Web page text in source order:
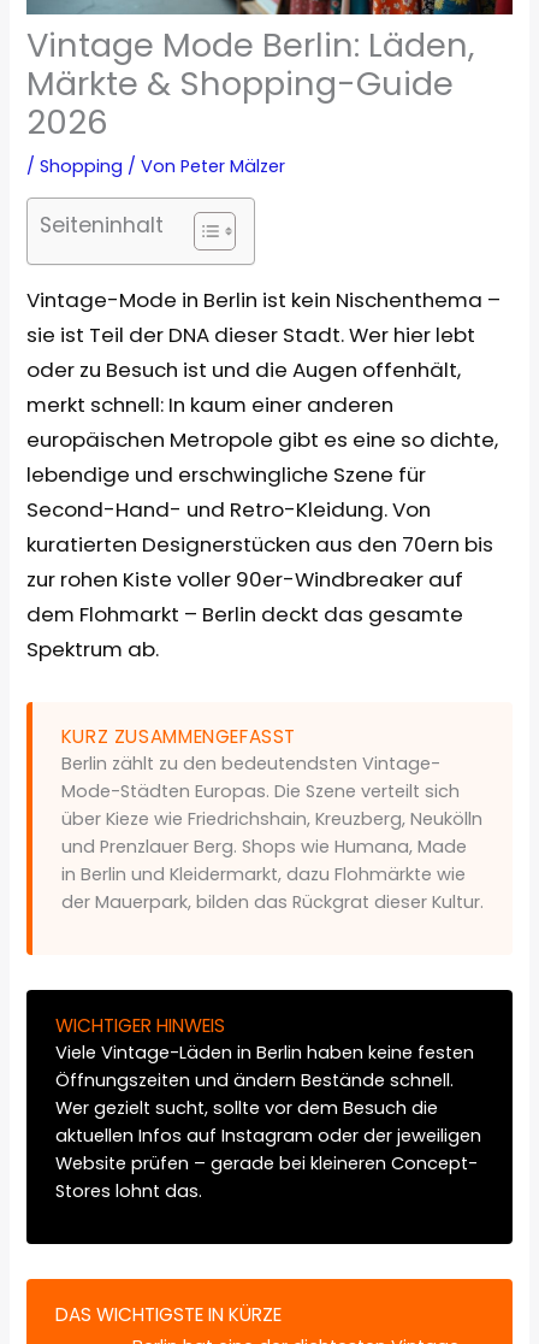
Vintage Mode Berlin: Läden,
Märkte & Shopping-Guide
2026
/Shopping / VonPeter Mälzer
Seiteninhalt
Vintage-Mode in Berlin ist kein Nischenthema –
sie ist Teil der DNA dieser Stadt. Wer hier lebt
oder zu Besuch ist und die Augen offenhält,
merkt schnell: In kaum einer anderen
europäischen Metropole gibt es eine so dichte,
lebendige und erschwingliche Szene für
Second-Hand- und Retro-Kleidung. Von
kuratierten Designerstücken aus den 70ern bis
zur rohen Kiste voller 90er-Windbreaker auf
dem Flohmarkt – Berlin deckt das gesamte
Spektrum ab.
KURZ ZUSAMMENGEFASST
Berlin zählt zu den bedeutendsten Vintage-
Mode-Städten Europas. Die Szene verteilt sich
über Kieze wie Friedrichshain, Kreuzberg, Neukölln
und Prenzlauer Berg. Shops wie Humana, Made
in Berlin und Kleidermarkt, dazu Flohmärkte wie
der Mauerpark, bilden das Rückgrat dieser Kultur.
WICHTIGER HINWEIS
Viele Vintage-Läden in Berlin haben keine festen
Öffnungszeiten und ändern Bestände schnell.
Wer gezielt sucht, sollte vor dem Besuch die
aktuellen Infos auf Instagram oder der jeweiligen
Website prüfen – gerade bei kleineren Concept-
Stores lohnt das.
DAS WICHTIGSTE IN KÜRZE